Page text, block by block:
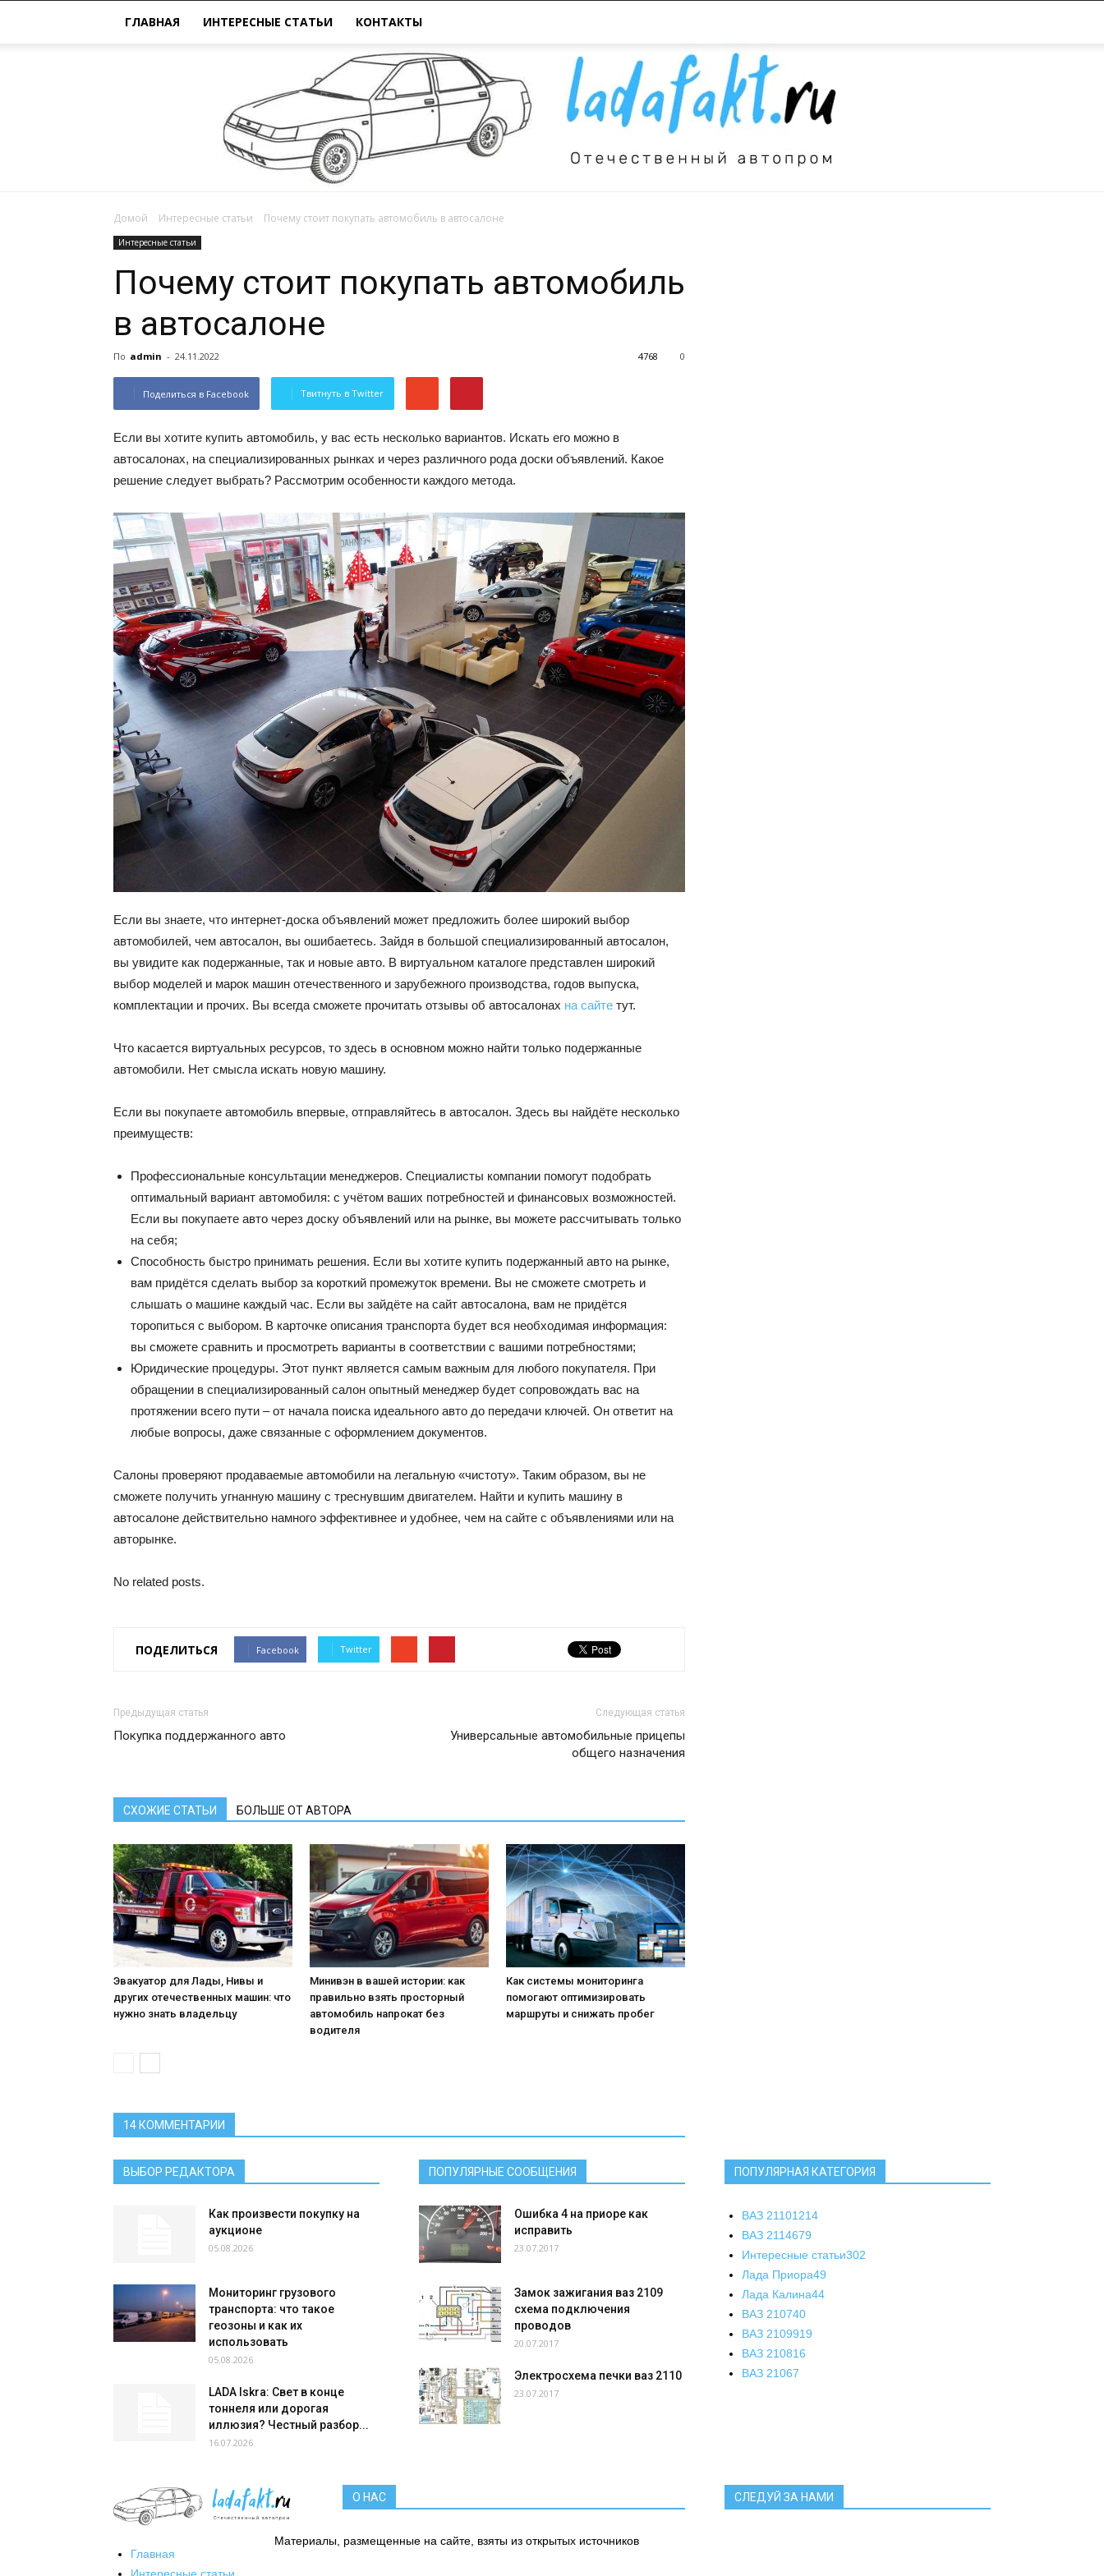
ГЛАВНАЯ ИНТЕРЕСНЫЕ СТАТЬИ КОНТАКТЫ
автомобилях
Лада
ВАЗ
Домой Интересные статьи Почему стоит покупать автомобиль в автосалоне
Интересные статьи
Почему стоит покупать автомобиль
в автосалоне
По admin - 24.11.2022 0
4768
Поделиться в Facebook Твитнуть в Twitter
Если вы хотите купить автомобиль, у вас есть несколько вариантов. Искать его можно в
автосалонах, на специализированных рынках и через различного рода доски объявлений. Какое
решение следует выбрать? Рассмотрим особенности каждого метода.
Если вы знаете, что интернет-доска объявлений может предложить более широкий выбор
автомобилей, чем автосалон, вы ошибаетесь. Зайдя в большой специализированный автосалон,
вы увидите как подержанные, так и новые авто. В виртуальном каталоге представлен широкий
выбор моделей и марок машин отечественного и зарубежного производства, годов выпуска,
комплектации и прочих. Вы всегда сможете прочитать отзывы об автосалонах на сайте тут.
Что касается виртуальных ресурсов, то здесь в основном можно найти только подержанные
автомобили. Нет смысла искать новую машину.
Если вы покупаете автомобиль впервые, отправляйтесь в автосалон. Здесь вы найдёте несколько
преимуществ:
Профессиональные консультации менеджеров. Специалисты компании помогут подобрать
оптимальный вариант автомобиля: с учётом ваших потребностей и финансовых возможностей.
Если вы покупаете авто через доску объявлений или на рынке, вы можете рассчитывать только
на себя;
Способность быстро принимать решения. Если вы хотите купить подержанный авто на рынке,
вам придётся сделать выбор за короткий промежуток времени. Вы не сможете смотреть и
слышать о машине каждый час. Если вы зайдёте на сайт автосалона, вам не придётся
торопиться с выбором. В карточке описания транспорта будет вся необходимая информация:
вы сможете сравнить и просмотреть варианты в соответствии с вашими потребностями;
Юридические процедуры. Этот пункт является самым важным для любого покупателя. При
обращении в специализированный салон опытный менеджер будет сопровождать вас на
протяжении всего пути – от начала поиска идеального авто до передачи ключей. Он ответит на
любые вопросы, даже связанные с оформлением документов.
Салоны проверяют продаваемые автомобили на легальную «чистоту». Таким образом, вы не
сможете получить угнанную машину с треснувшим двигателем. Найти и купить машину в
автосалоне действительно намного эффективнее и удобнее, чем на сайте с объявлениями или на
авторынке.
No related posts.
ПОДЕЛИТЬСЯ Facebook Twitter
Предыдущая статья
Покупка поддержанного авто
Следующая статья
Универсальные автомобильные прицепы
общего назначения
СХОЖИЕ СТАТЬИ БОЛЬШЕ ОТ АВТОРА
Эвакуатор для Лады, Нивы и
других отечественных машин: что
нужно знать владельцу
Минивэн в вашей истории: как
правильно взять просторный
автомобиль напрокат без
водителя
Как системы мониторинга
помогают оптимизировать
маршруты и снижать пробег
14 КОММЕНТАРИИ
ВЫБОР РЕДАКТОРА
Как произвести покупку на
аукционе
05.08.2026
Мониторинг грузового
транспорта: что такое
геозоны и как их
использовать
05.08.2026
LADA Iskra: Свет в конце
тоннеля или дорогая
иллюзия? Честный разбор...
16.07.2026
ПОПУЛЯРНЫЕ СООБЩЕНИЯ
Ошибка 4 на приоре как
исправить
23.07.2017
Замок зажигания ваз 2109
схема подключения
проводов
20.07.2017
Электросхема печки ваз 2110
23.07.2017
ПОПУЛЯРНАЯ КАТЕГОРИЯ
ВАЗ 21101214
ВАЗ 2114679
Интересные статьи302
Лада Приора49
Лада Калина44
ВАЗ 210740
ВАЗ 2109919
ВАЗ 210816
ВАЗ 21067
О НАС СЛЕДУЙ ЗА НАМИ
Главная
Материалы, размещенные на сайте, взяты из открытых источников